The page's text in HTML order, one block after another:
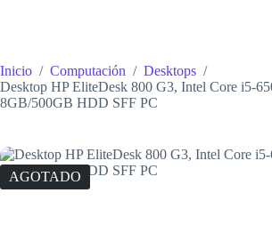
Inicio / Computación / Desktops /
Desktop HP EliteDesk 800 G3, Intel Core i5-
8GB/500GB HDD SFF PC
AGOTADO